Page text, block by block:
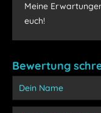
Meine
euch!
Bewertung